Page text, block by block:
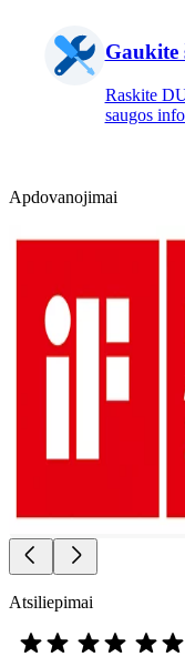
Gaukite
Raskite
saugos
Apdovanojimai
Atsiliepimai